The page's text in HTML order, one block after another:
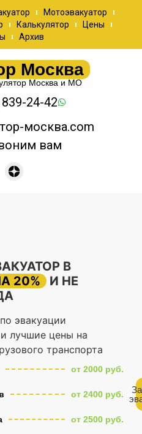
Мотоэвакуатор
Калькулятор
Цены
Архив
Москва
Москва и МО
24-42
москва.com
вам
В
20%
И НЕ
эвакуации
лучшие цены на
транспорта
от 2000 руб.
от 2400 руб.
от 2500 руб.